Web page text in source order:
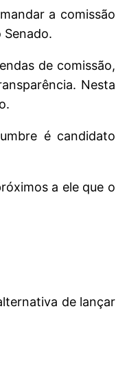
a comissão
Senado.
de comissão,
Nesta
é candidato
a ele que o
de lançar